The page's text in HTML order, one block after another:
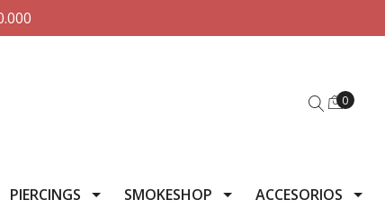
0
PIERCINGS SMOKESHOP ACCESORIOS